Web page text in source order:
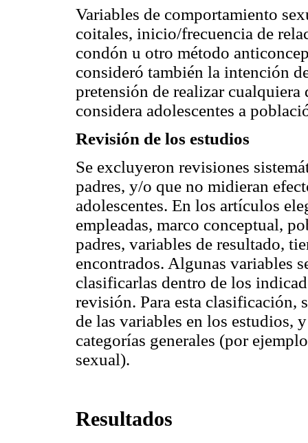
Variables de comportamiento
coitales, inicio/frecuencia de
condón u otro método
consideró también la intención
pretensión de realizar cualquiera
considera adolescentes a
Revisión de los estudios
Se excluyeron revisiones
padres, y/o que no midieran
adolescentes. En los artículos
empleadas, marco conceptual,
padres, variables de resultado,
encontrados. Algunas variables
clasificarlas dentro de los
revisión. Para esta clasificación,
de las variables en los estudios,
categorías generales (por
sexual).
Resultados